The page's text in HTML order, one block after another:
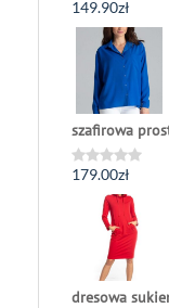
Oceniono
0
149.90zł
szafirowa
Oceniono
179.00zł
dresowa